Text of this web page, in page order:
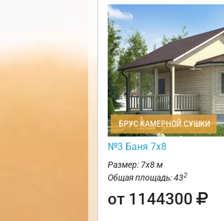
БРУС КАМЕРНОЙ СУШКИ
№3 Баня 7х8
Размер: 7х8 м
Общая площадь: 432
от 1144300